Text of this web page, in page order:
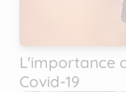
L'importance
Covid-19